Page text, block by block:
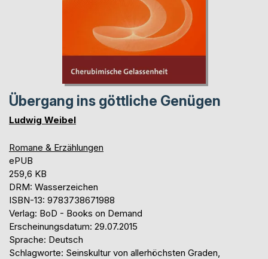
Übergang ins göttliche Genügen
Ludwig Weibel
Romane & Erzählungen
ePUB
259,6 KB
DRM: Wasserzeichen
ISBN-13: 9783738671988
Verlag: BoD - Books on Demand
Erscheinungsdatum: 29.07.2015
Sprache: Deutsch
Schlagworte: Seinskultur von allerhöchsten Graden,